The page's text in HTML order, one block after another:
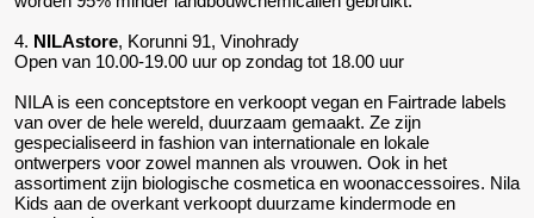
4. NILAstore, Korunni 91, Vinohrady
Open van 10.00-19.00 uur op zondag tot 18.00 uur
NILA is een conceptstore en verkoopt vegan en Fairtrade labels
van over de hele wereld, duurzaam gemaakt. Ze zijn
gespecialiseerd in fashion van internationale en lokale
ontwerpers voor zowel mannen als vrouwen. Ook in het
assortiment zijn biologische cosmetica en woonaccessoires. Nila
Kids aan de overkant verkoopt duurzame kindermode en